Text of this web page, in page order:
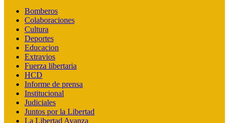
Bomberos
Colaboraciones
Cultura
Deportes
Educacion
Extravios
Fuerza libertaria
HCD
Informe de prensa
Institucional
Judiciales
Juntos por la Libertad
La Libertad Avanza